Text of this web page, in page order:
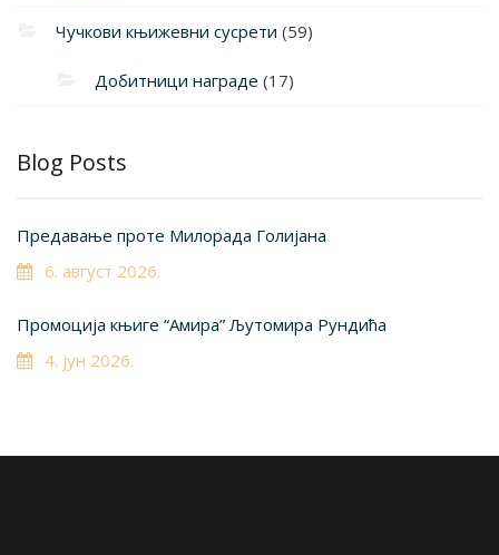
Чучкови књижевни сусрети (59)
Добитници награде (17)
Blog Posts
Предавање проте Милорада Голијана
6. август 2026.
Промоција књиге “Амира” Љутомира Рундића
4. јун 2026.